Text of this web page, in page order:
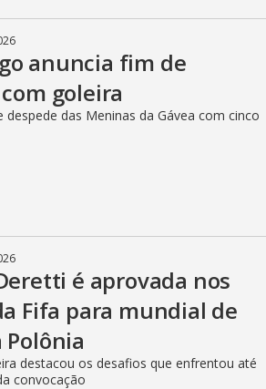
anuncia fim de
goleira
despede das Meninas da Gávea com cinco
é aprovada nos
Fifa para mundial de
Polônia
destacou os desafios que enfrentou até
convocação